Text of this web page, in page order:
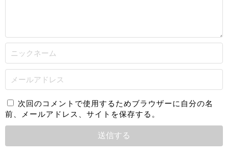
次回のコメントで使用するためブラウザーに自分の名
前、メールアドレス、サイトを保存する。